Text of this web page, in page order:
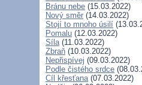
Bránu nebe (15.03.2022)
Nový směr (14.03.2022)
Stojí to mnoho úsilí
Pomalu (12.03.2022)
Síla(11.03.2022)
Zbraň (10.03.2022)
Nepřispívej (09.03.2022)
Podle čistého srdce
Cíl křesťana(07.03.2022)